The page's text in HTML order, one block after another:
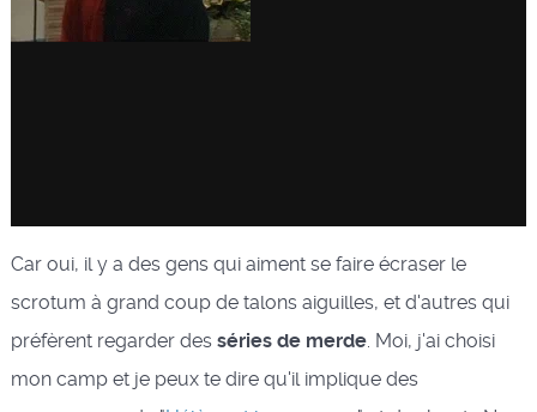
Car oui, il y a des gens qui aiment se faire écraser le
scrotum à grand coup de talons aiguilles, et d'autres qui
préfèrent regarder des séries de merde. Moi, j'ai choisi
mon camp et je peux te dire qu'il implique des